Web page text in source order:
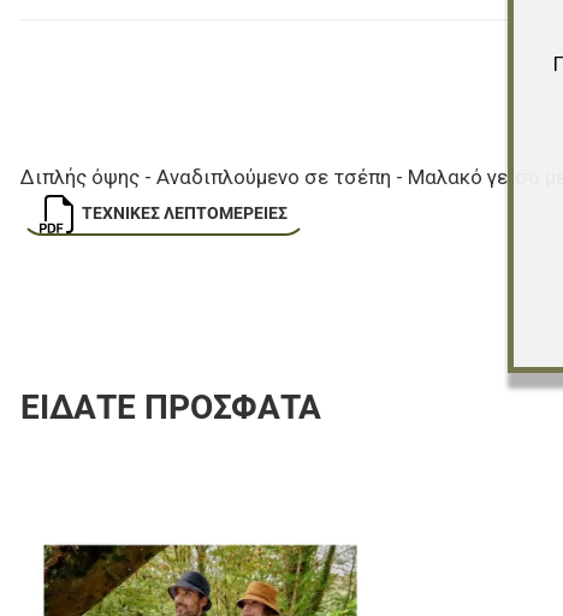
Διπλής όψης - Αναδιπλούμενο σε τσέπη - Μαλακό γείσο
ΤΕΧΝΙΚΈΣ ΛΕΠΤΟΜΈΡΕΙΕΣ
ΕΊΔΑΤΕ ΠΡΌΣΦΑΤΑ